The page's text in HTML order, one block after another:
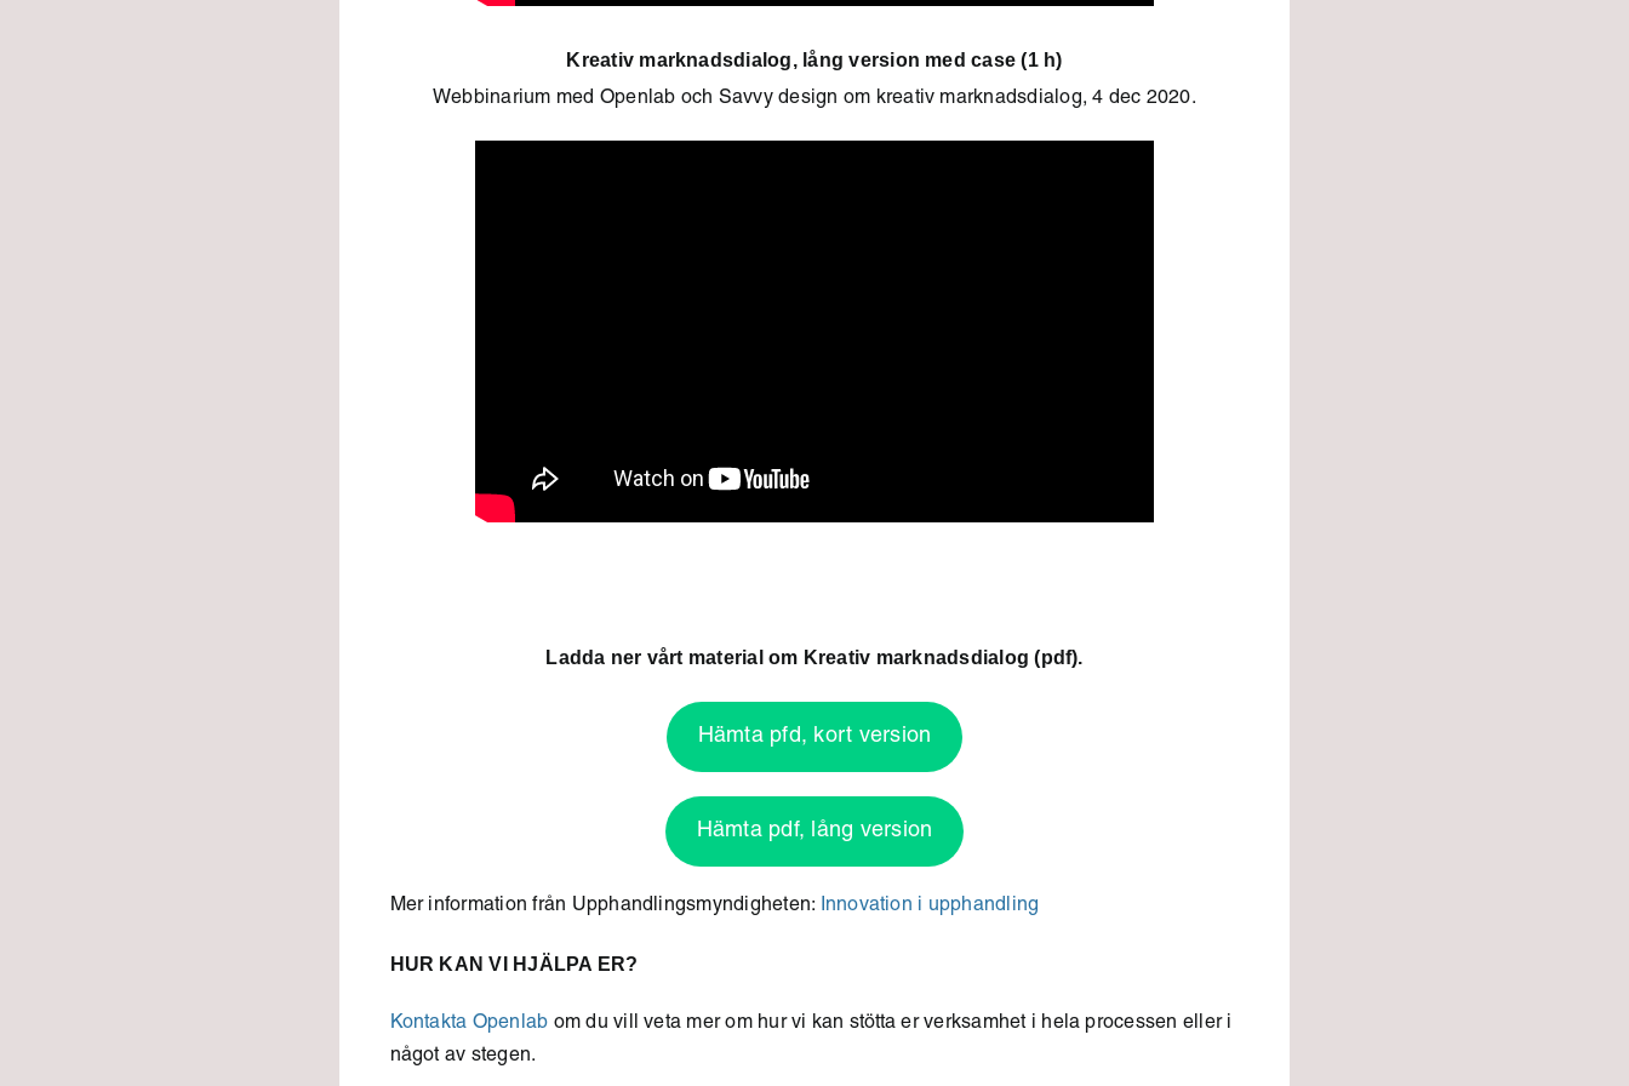
Kreativ marknadsdialog, lång version med case (1 h)
Webbinarium med Openlab och Savvy design om kreativ marknadsdialog, 4 dec 2020.
Ladda ner vårt material om Kreativ marknadsdialog (pdf).
Hämta pfd, kort version
Hämta pdf, lång version
Mer information från Upphandlingsmyndigheten: Innovation i upphandling
HUR KAN VI HJÄLPA ER?
Kontakta Openlab om du vill veta mer om hur vi kan stötta er verksamhet i hela processen eller i
något av stegen.